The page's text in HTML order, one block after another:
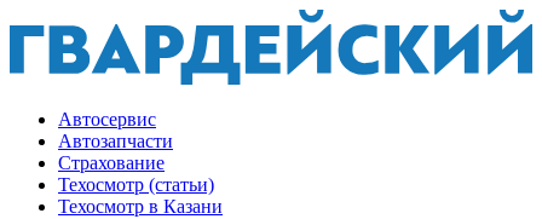
Автосервис
Автозапчасти
Страхование
Техосмотр (статьи)
Техосмотр в Казани